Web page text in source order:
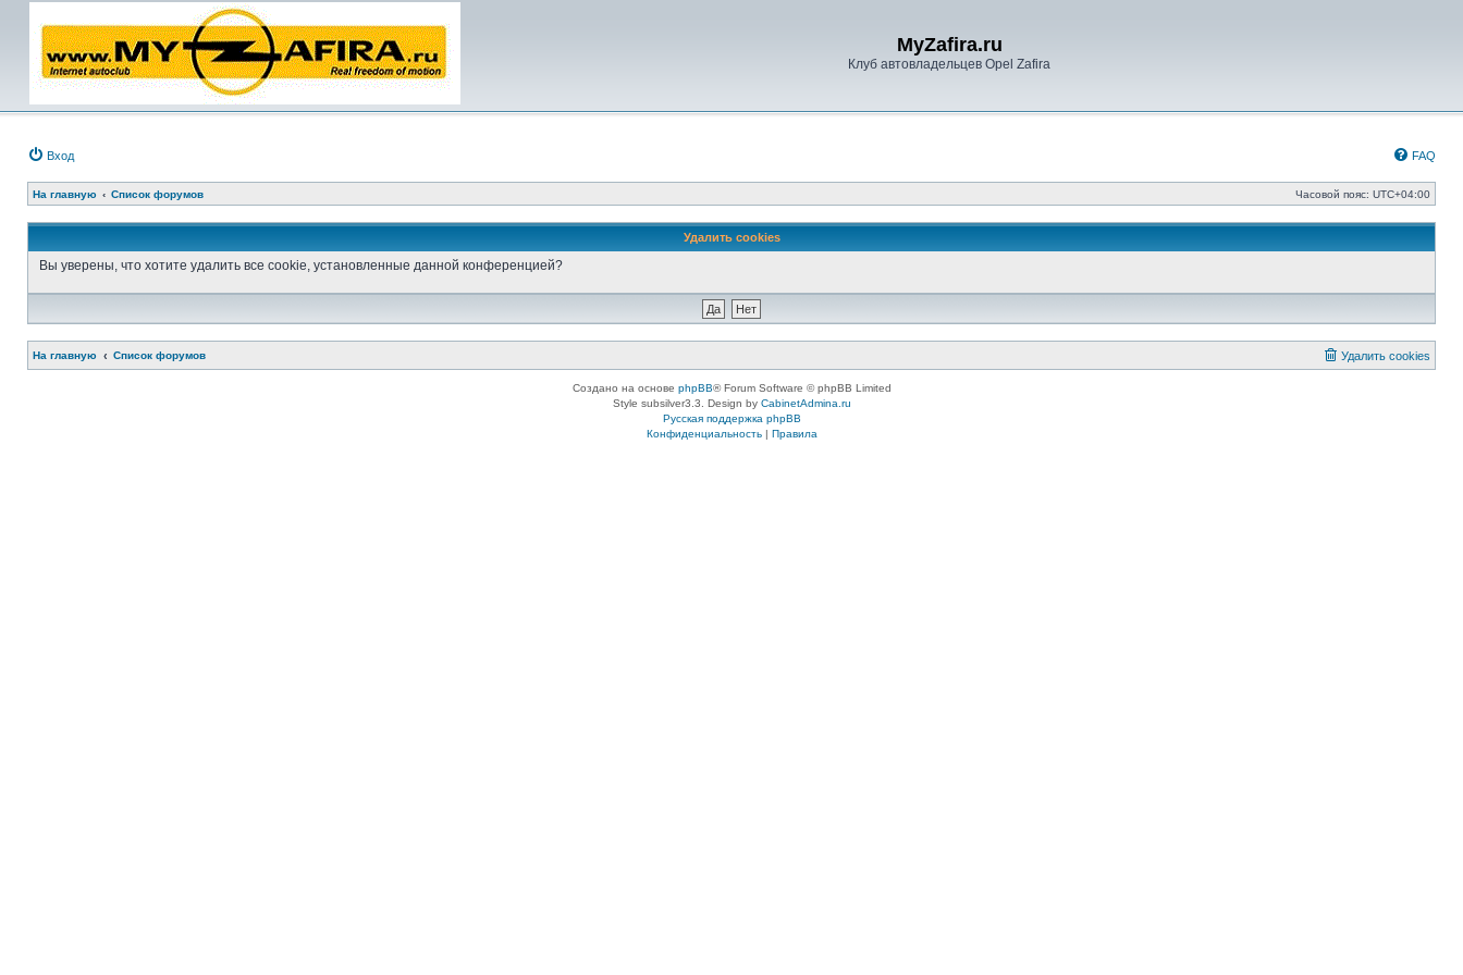
MyZafira.ru
Клуб автовладельцев Opel Zafira
Вход FAQ
На главную Список форумов Часовой пояс: UTC+04:00
Удалить cookies
Вы уверены, что хотите удалить все cookie, установленные данной конференцией?
На главную Список форумов Удалить cookies
Создано на основе phpBB® Forum Software © phpBB Limited
Style subsilver3.3. Design by CabinetAdmina.ru
Русская поддержка phpBB
Конфиденциальность| Правила